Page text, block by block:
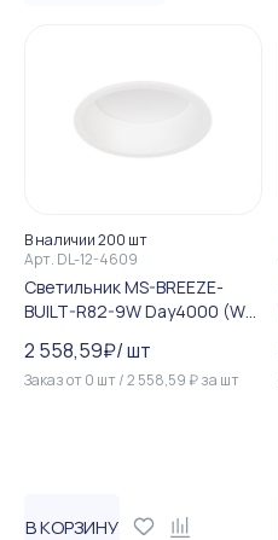
В наличии 200 шт
Арт. DL-12-4609
Светильник MS-BREEZE-
BUILT-R82-9W Day4000 (WH,
2 558,59₽/шт
Заказ от0 шт/2 558,59 ₽за шт
В КОРЗИНУ